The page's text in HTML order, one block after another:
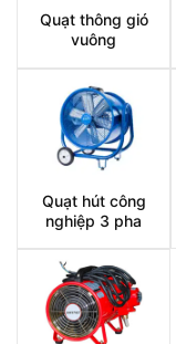
Quạt thông gió
vuông
Quạt hút công
nghiệp 3 pha